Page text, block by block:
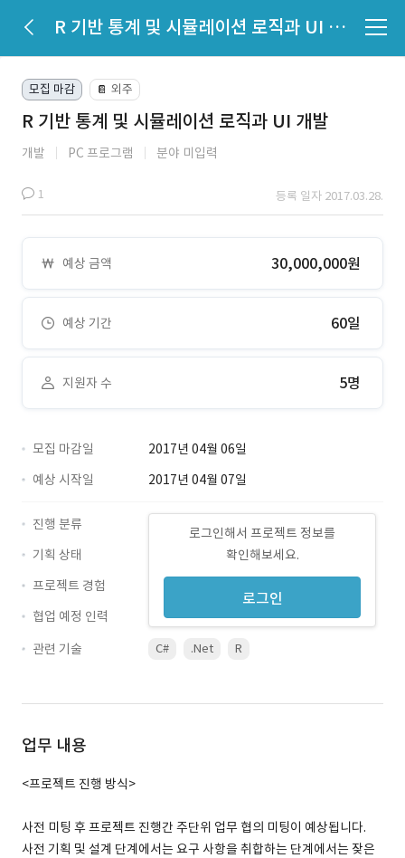
R 기반 통계 및 시뮬레이션 로직과 UI 개발
모집 마감 📔 외주
R 기반 통계 및 시뮬레이션 로직과 UI 개발
개발 PC 프로그램 분야 미입력
1 등록 일자 2017.03.28.
예상 금액 30,000,000원
예상 기간 60일
지원자 수 5명
모집 마감일
2017년 04월 06일
예상 시작일
2017년 04월 07일
로그인해서 프로젝트 정보를
확인해보세요.
로그인
진행 분류
기획 상태
프로젝트 경험
협업 예정 인력
관련 기술
C# .Net R
업무 내용
<프로젝트 진행 방식>
사전 미팅 후 프로젝트 진행간 주단위 업무 협의 미팅이 예상됩니다.
사전 기획 및 설계 단계에서는 요구 사항을 취합하는 단계에서는 잦은